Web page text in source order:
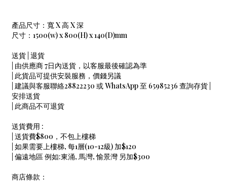
產品尺寸：寬 X 高 X 深
尺寸：1500(w) x 800(H) x 140(D)mm
送貨 | 退貨
| 由供應商 7日內送貨，以客服最後確認為準
| 此貨品可提供安裝服務，價錢另議
| 建議與客服聯絡28822230 或 WhatsApp 至 65985236 查詢存貨 |
安排送貨
| 此商品不可退貨
送貨費用 :
| 送貨費$800，不包上樓梯
| 如果需要上樓梯, 每1層(10-12級) 加$120
| 偏遠地區 例如:東涌, 馬灣, 愉景灣 另加$300
商店條款：